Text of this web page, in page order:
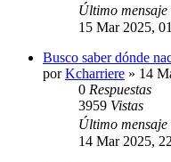
Último mensaje
15 Mar 2025,
Busco saber dónde
porKcharriere » 14
0 Respuestas
3959 Vistas
Último mensaje
14 Mar 2025,